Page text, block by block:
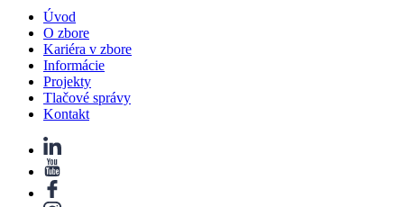
Úvod
O zbore
Kariéra v zbore
Informácie
Projekty
Tlačové správy
Kontakt